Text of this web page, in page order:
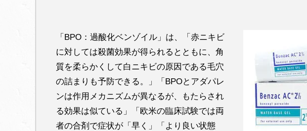
「BPO：過酸化ベンゾイル」は、「赤ニキビ
に対しては殺菌効果が得られるとともに、角
質を柔らかくして白ニキビの原因である毛穴
の詰まりも予防できる。」「BPOとアダパレ
ンは作用メカニズムが異なるが、もたらされ
る効果は似ている」「欧米の臨床試験では両
者の合剤で症状が「早く」「より良い状態